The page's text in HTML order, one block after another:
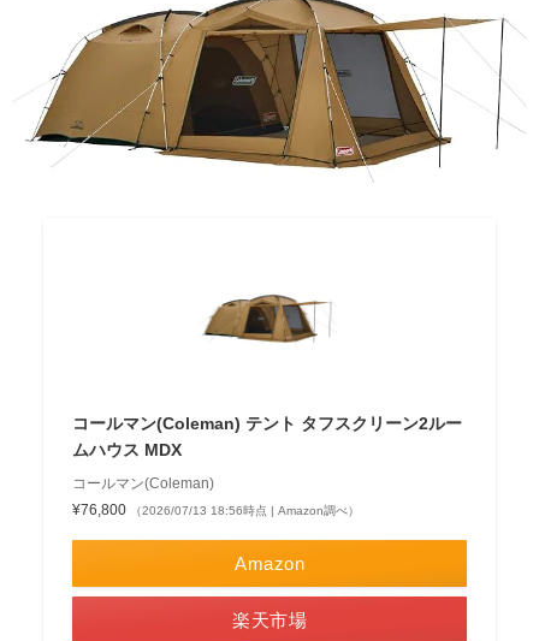
コールマン(Coleman) テント タフスクリーン2ルー
ムハウス MDX
コールマン(Coleman)
¥76,800
（2026/07/13 18:56時点 | Amazon調べ）
Amazon
楽天市場